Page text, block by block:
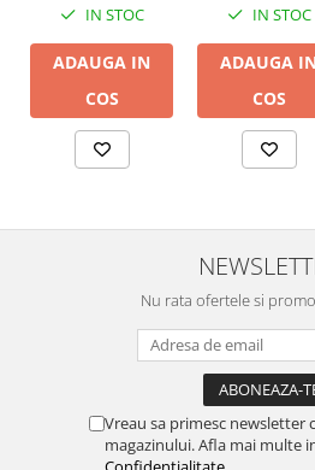
IN STOC
ADAUGA IN
COS
IN STOC
ADAUGA IN
COS
Nu rata ofertele si
Vreau sa primesc newsletter
magazinului. Afla mai multe